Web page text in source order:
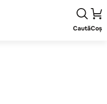
CautăCoș